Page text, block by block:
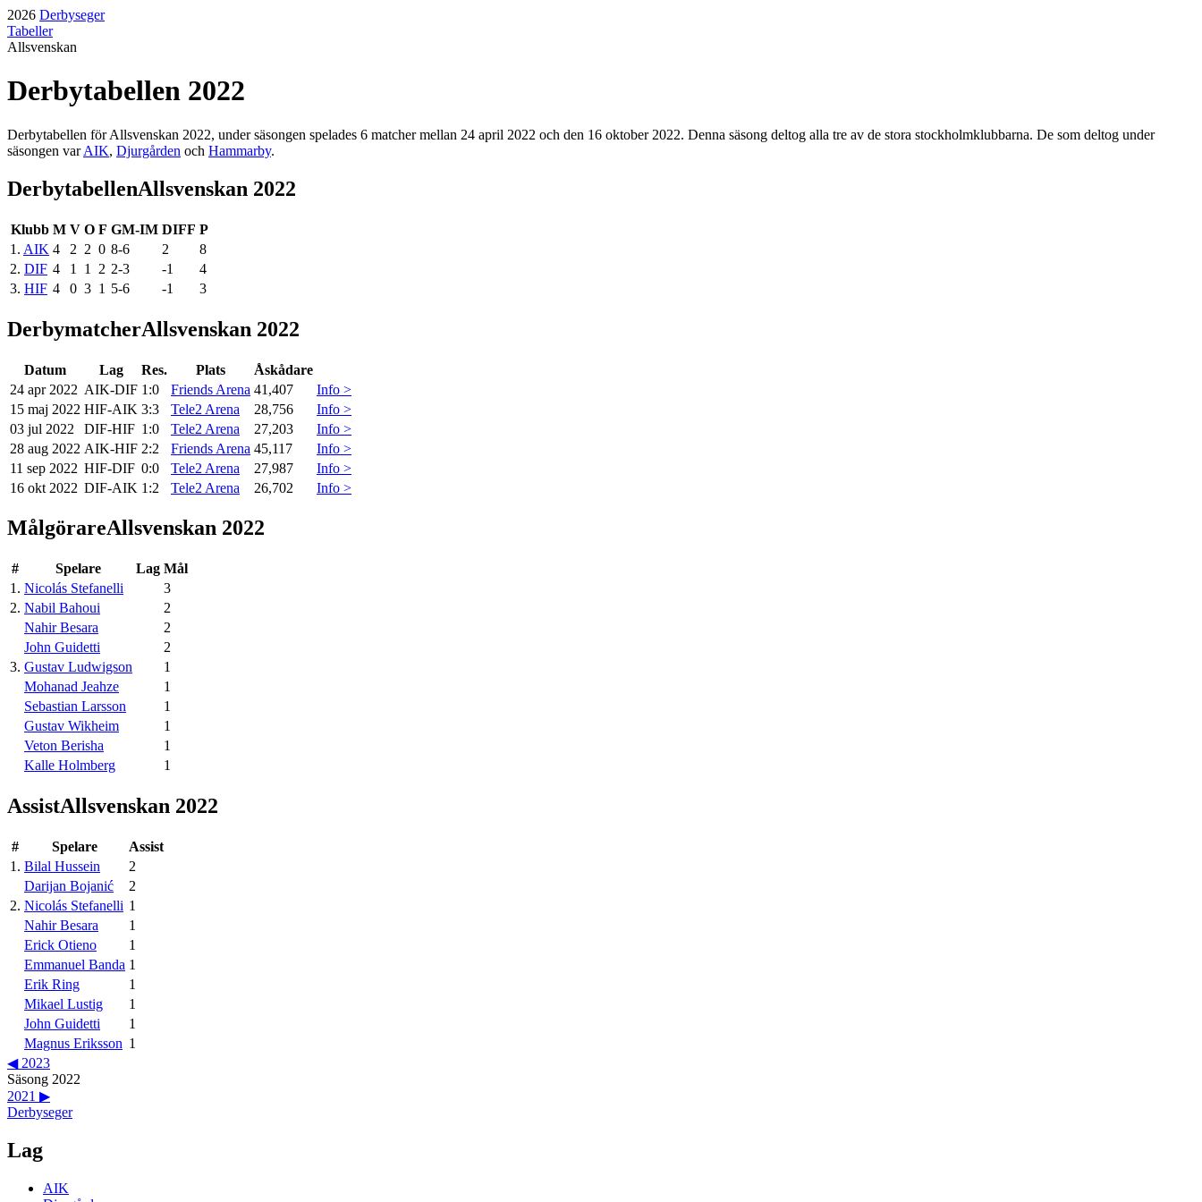
2026 Derbyseger
Tabeller
Allsvenskan
Derbytabellen 2022
Derbytabellen förAllsvenskan 2022, under säsongen spelades 6 matcher mellan 24 april 2022 och den 16 oktober 2022. Denna säsong deltog alla tre av de stora stockholmklubbarna. De som deltog under
säsongen var AIK, Djurgården och Hammarby.
DerbytabellenAllsvenskan 2022
Klubb M V O F GM-IM DIFF P
1 . AIK 4 2 2 0 8-6 2
8
2. DIF 4 1 1 2 2-3 -1
4
3. HIF 4 0 3 1 5-6 -1 3
DerbymatcherAllsvenskan 2022
Datum Lag Res. Plats
Åskådare
24 apr 2022 AIK-DIF 1:0 Friends Arena 41,407
Info >
15 maj 2022 HIF-AIK 3:3 Tele2 Arena 28,756
Info >
03 jul 2022
DIF-HIF 1:0 Tele2 Arena 27,203
Info >
28 aug 2022 AIK-HIF 2:2 Friends Arena 45,117
Info >
11 sep 2022 HIF-DIF 0:0 Tele2 Arena 27,987
Info >
16 okt 2022 DIF-AIK 1:2 Tele2 Arena 26,702 Info >
MålgörareAllsvenskan 2022
# Spelare Lag Mål
1 . Nicolás Stefanelli
3
2. Nabil Bahoui
2
Nahir Besara
2
John Guidetti
2
3. Gustav Ludwigson
1
Mohanad Jeahze
1
Sebastian Larsson
1
Gustav Wikheim
1
Veton Berisha
1
Kalle Holmberg
1
AssistAllsvenskan 2022
# Spelare
Assist
1 . Bilal Hussein
2
Darijan Bojanić
2
2. Nicolás Stefanelli 1
Nahir Besara
1
Erick Otieno
1
Emmanuel Banda 1
Erik Ring
1
Mikael Lustig
1
John Guidetti
1
Magnus Eriksson 1
◀ 2023
Säsong 2022
2021 ▶
Derbyseger
Lag
AIK